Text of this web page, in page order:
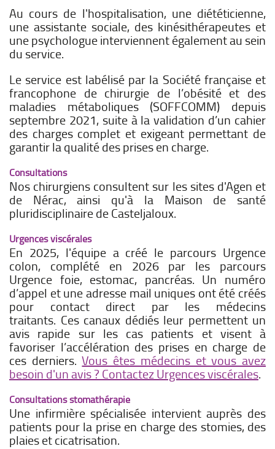
Au cours de l'hospitalisation, une diététicienne,
une assistante sociale, des kinésithérapeutes et
une psychologue interviennent également au sein
du service.
Le service est labélisé par la Société française et
francophone de chirurgie de l’obésité et des
maladies métaboliques (SOFFCOMM) depuis
septembre 2021, suite à la validation d’un cahier
des charges complet et exigeant permettant de
garantir la qualité des prises en charge.
Consultations
Nos chirurgiens consultent sur les sites d'Agen et
de Nérac, ainsi qu'à la Maison de santé
pluridisciplinaire de Casteljaloux.
Urgences viscérales
En 2025, l'équipe a créé le parcours Urgence
colon, complété en 2026 par les parcours
Urgence foie, estomac, pancréas. Un numéro
d’appel et une adresse mail uniques ont été créés
pour contact direct par les médecins
traitants. Ces canaux dédiés leur permettent un
avis rapide sur les cas patients et visent à
favoriser l’accélération des prises en charge de
ces derniers.Vous êtes médecins et vous avez
besoin d'un avis ? Contactez Urgences viscérales.
Consultations stomathérapie
Une infirmière spécialisée intervient auprès des
patients pour la prise en charge des stomies, des
plaies et cicatrisation.